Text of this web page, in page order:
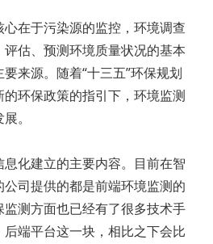
在于污染源的监控，环境调查
估、预测环境质量状况的基本
来源。随着“十三五”环保规划
环保政策的指引下，环境监测
。
化建立的主要内容。目前在智
司提供的都是前端环境监测的
测方面也已经有了很多技术手
端平台这一块，相比之下会比